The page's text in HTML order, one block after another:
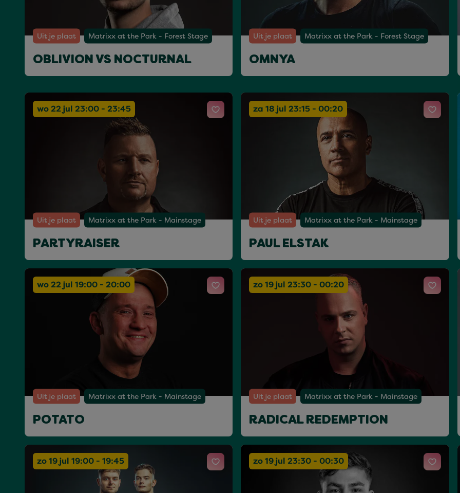
Uit je plaat Matrixx at the Park - Forest Stage
OBLIVION VS NOCTURNAL
Uit je plaat Matrixx at the Park - Forest Stage
OMNYA
wo 22 jul 23:00 - 23:45
Uit je plaat Matrixx at the Park - Mainstage
PARTYRAISER
za 18 jul 23:15 - 00:20
Uit je plaat Matrixx at the Park - Mainstage
PAUL ELSTAK
wo 22 jul 19:00 - 20:00
Uit je plaat Matrixx at the Park - Mainstage
POTATO
zo 19 jul 23:30 - 00:20
Uit je plaat Matrixx at the Park - Mainstage
RADICAL REDEMPTION
zo 19 jul 19:00 - 19:45 zo 19 jul 23:30 - 00:30